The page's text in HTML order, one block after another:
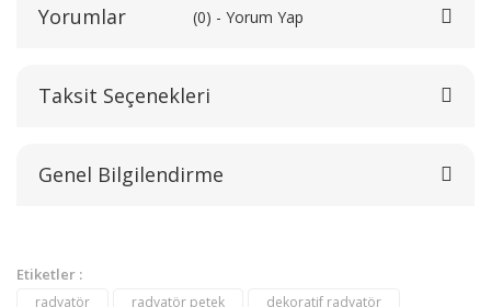
Yorumlar (0) - Yorum Yap
Bu ürüne ilk yorumu siz yapın!
Yorum Yaz
Taksit Seçenekleri
Genel Bilgilendirme
Etiketler :
radyatör radyatör petek
dekoratif radyatör